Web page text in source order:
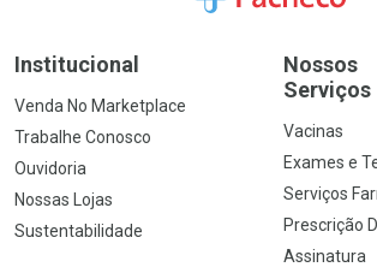
Institucional
Venda No Marketplace
Trabalhe Conosco
Ouvidoria
Nossas Lojas
Sustentabilidade
Nossos
Serviços
Vacinas
Exames e
Serviços
Prescrição
Assinatura